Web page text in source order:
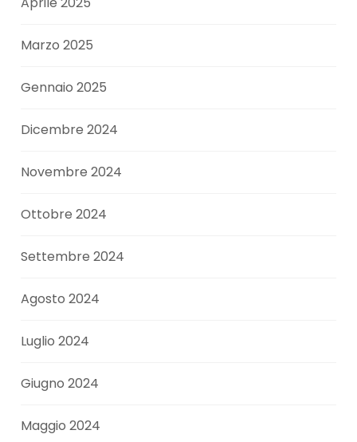
Marzo 2025
Gennaio 2025
Dicembre 2024
Novembre 2024
Ottobre 2024
Settembre 2024
Agosto 2024
Luglio 2024
Giugno 2024
Maggio 2024